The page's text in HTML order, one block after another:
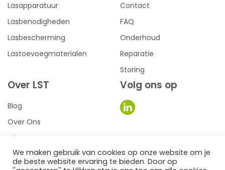
Lasapparatuur
Lasbenodigheden
Lasbescherming
Lastoevoegmaterialen
Contact
FAQ
Onderhoud
Reparatie
Storing
Over LST
Blog
Over Ons
Privacy
Voorwaarden
Volg ons op
We maken gebruik van cookies op onze website om je
de beste website ervaring te bieden. Door op